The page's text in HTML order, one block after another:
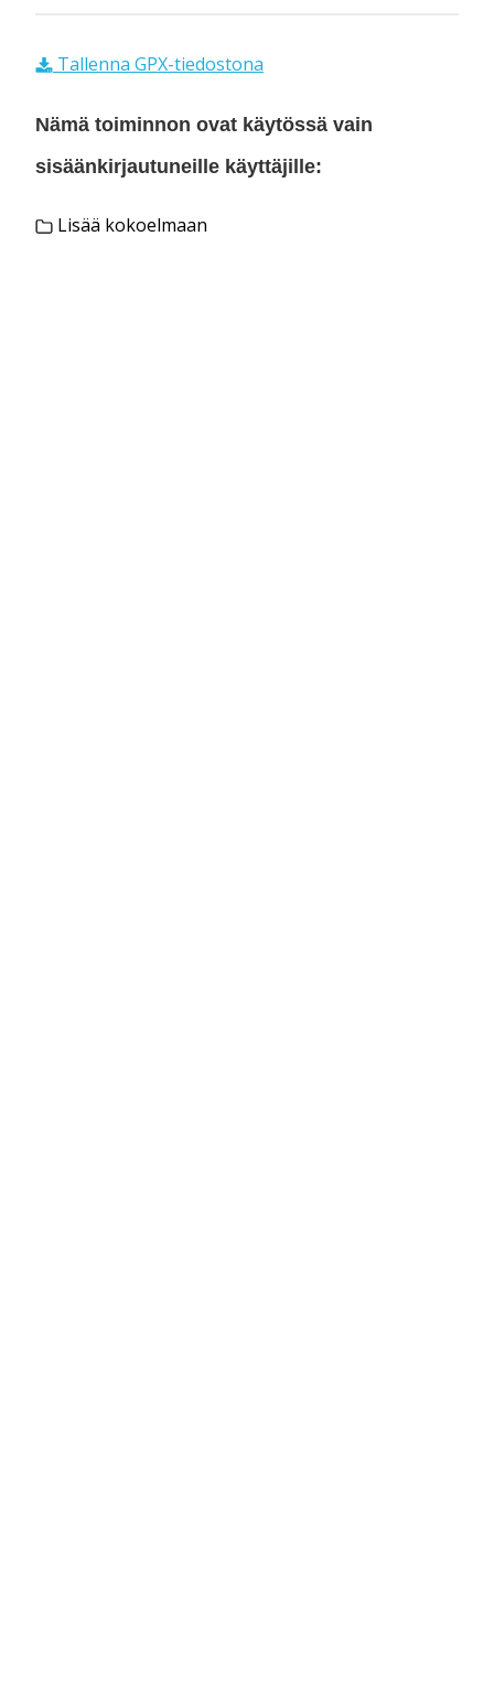
Tallenna GPX-tiedostona
Nämä toiminnon ovat käytössä vain
sisäänkirjautuneille käyttäjille:
Lisää kokoelmaan